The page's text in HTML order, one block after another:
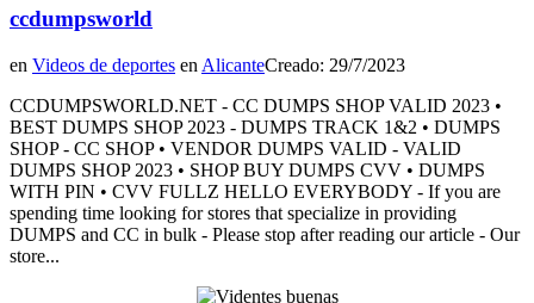
ccdumpsworld
en Videos de deportes en AlicanteCreado: 29/7/2023
CCDUMPSWORLD.NET - CC DUMPS SHOP VALID 2023 •
BEST DUMPS SHOP 2023 - DUMPS TRACK 1&2 • DUMPS
SHOP - CC SHOP • VENDOR DUMPS VALID - VALID
DUMPS SHOP 2023 • SHOP BUY DUMPS CVV • DUMPS
WITH PIN • CVV FULLZ HELLO EVERYBODY - If you are
spending time looking for stores that specialize in providing
DUMPS and CC in bulk - Please stop after reading our article - Our
store...